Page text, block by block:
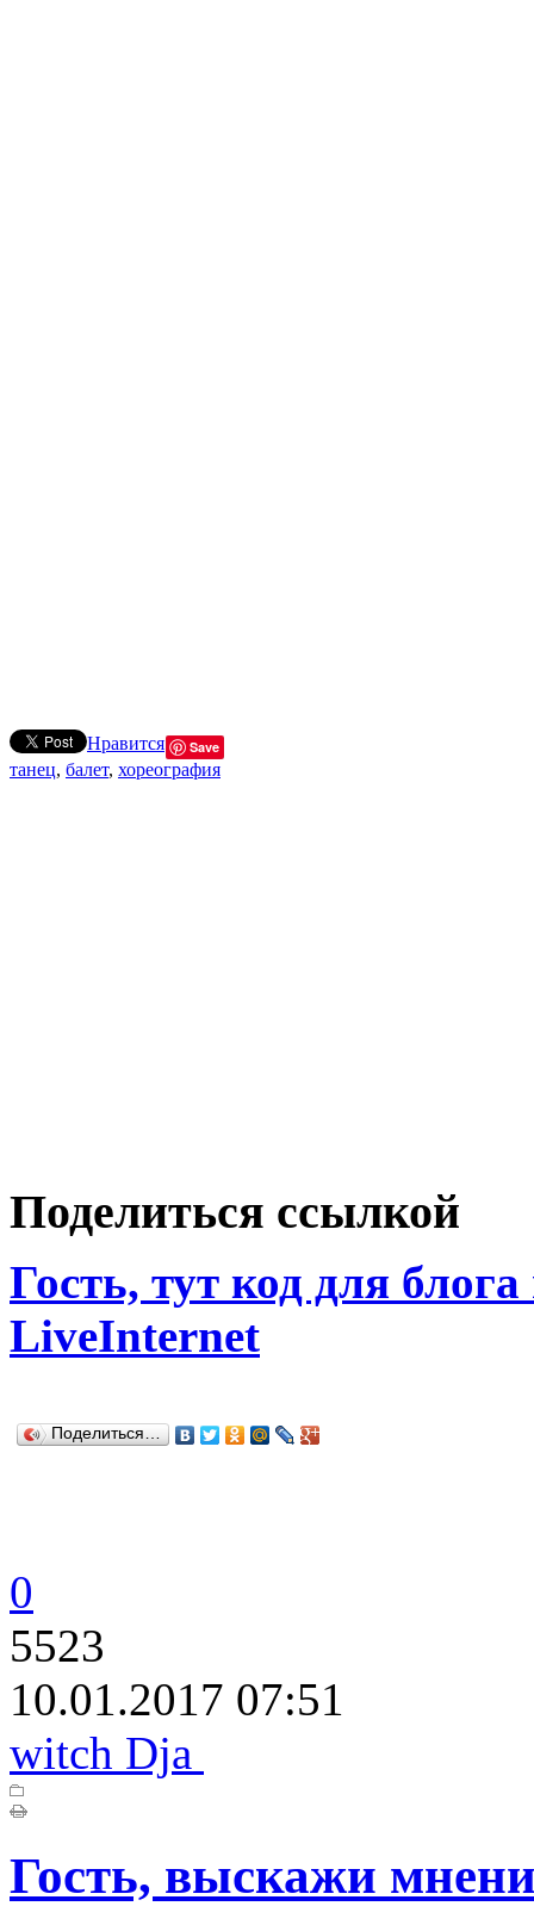
Нравится Save
танец, балет, хореография
Поделиться ссылкой
Гость, тут код для
LiveInternet
Поделиться…
0
5523
10.01.2017 07:51
witch Dja
Гость, выскажи